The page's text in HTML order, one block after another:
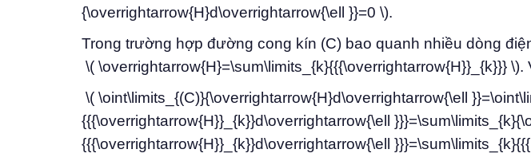
{\overrightarrow{H}d\overrightarrow{\ell }}=0 \).
Trong trường hợp đường cong kín (C) bao quanh nhiều dòng
\( \overrightarrow{H}=\sum\limits_{k}{{{\overrightarrow{H}}_{k}}} \).
\( \oint\limits_{(C)}{\overrightarrow{H}d\overrightarrow{\ell
{{{\overrightarrow{H}}_{k}}d\overrightarrow{\ell
{{{\overrightarrow{H}}_{k}}d\overrightarrow{\ell